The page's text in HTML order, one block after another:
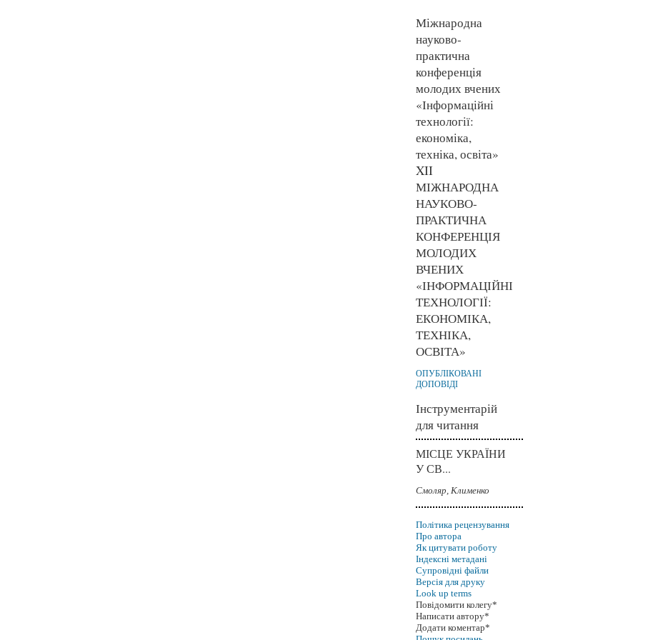
Міжнародна
науково-
практична
конференція
молодих вчених
«Інформаційні
технології:
економіка,
техніка, освіта»
XII
МІЖНАРОДНА
НАУКОВО-
ПРАКТИЧНА
КОНФЕРЕНЦІЯ
МОЛОДИХ
ВЧЕНИХ
«ІНФОРМАЦІЙНІ
ТЕХНОЛОГІЇ:
ЕКОНОМІКА,
ТЕХНІКА,
ОСВІТА»
ОПУБЛІКОВАНІ
ДОПОВІДІ
Інструментарій
для читання
МІСЦЕ УКРАЇНИ
У СВ...
Смоляр, Клименко
Політика рецензування
Про автора
Як цитувати роботу
Індексні метадані
Супровідні файли
Версія для друку
Look up terms
Повідомити колегу*
Написати автору*
Додати коментар*